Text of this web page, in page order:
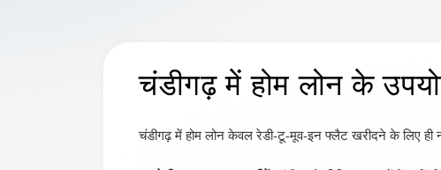
चंडीगढ़ में होम लोनके
चंडीगढ़ में होम लोन केवल रेडी-टू-मूव-इन फ्लैट खरीदने के लिए ही